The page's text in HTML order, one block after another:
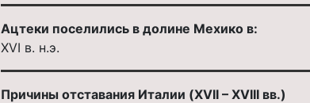
Ацтеки поселились в долине Мехико в:
XVI в. н.э.
Причины отставания Италии (XVII – XVIII вв.)